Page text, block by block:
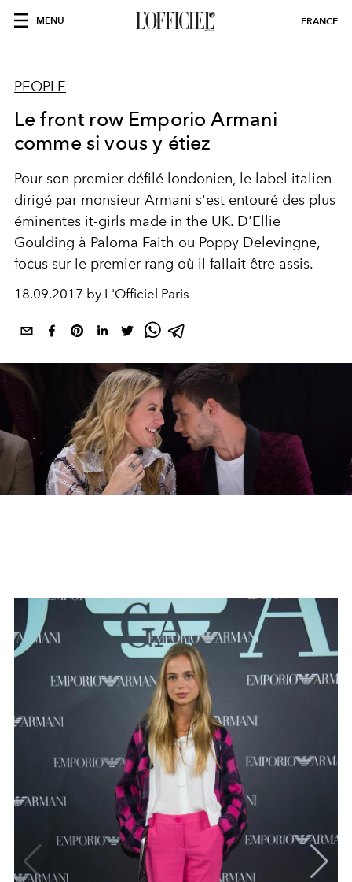
MENU FRANCE
PEOPLE
Le front row Emporio Armani
comme si vous y étiez
Pour son premier défilé londonien, le label italien
dirigé par monsieur Armani s'est entouré des plus
éminentes it-girls made in the UK. D'Ellie
Goulding à Paloma Faith ou Poppy Delevingne,
focus sur le premier rang où il fallait être assis.
18.09.2017 by L'Officiel Paris